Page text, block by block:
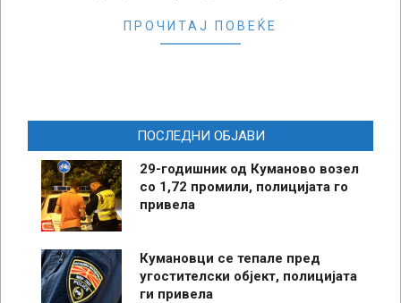
ПРОЧИТАЈ ПОВЕЌЕ
ПОСЛЕДНИ ОБЈАВИ
29-годишник од Куманово возел
со 1,72 промили, полицијата го
привела
Кумановци се тепале пред
угостителски објект, полицијата
ги привела